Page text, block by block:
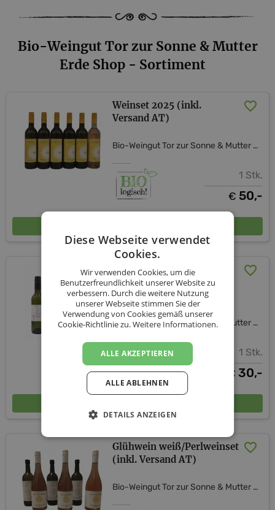
Bio-Weingut Tor zur Sonne & Mutter
Erde Shop - Sortiment
Weinset 2025 (inkl.
Versand AT)
Bio-Weingut Tor zur Sonne & Mutter Erde Shop
1 Stk.
€ 50,-
Das Weinset für uns zwei-
für besondere Tage inkl.
Versand
Bio-Weingut Tor zur Sonne & Mutter Erde Shop
1 Stk.
€ 30,-
Glühwein weiß/Perlweinset
(inkl. Versand AT)
Bio-Weingut Tor zur Sonne & Mutter Erde Shop
Diese Webseite verwendet
Cookies.
Wir verwenden Cookies, um die
Benutzerfreundlichkeit unserer Website zu
verbessern. Durch die weitere Nutzung
unserer Webseite stimmen Sie der
Verwendung von Cookies gemäß unserer
Cookie-Richtlinie zu.Weitere Informationen.
ALLE AKZEPTIEREN
ALLE ABLEHNEN
DETAILS ANZEIGEN